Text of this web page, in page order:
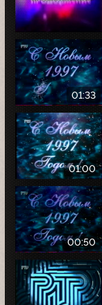
01:33
01:00
00:50